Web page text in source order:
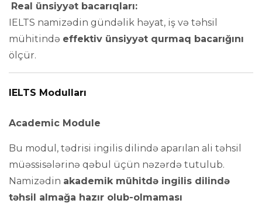
Real ünsiyyət bacarıqları:
IELTS namizədin gündəlik həyat, iş və təhsil
mühitində effektiv ünsiyyət qurmaq bacarığını
ölçür.
IELTS Modulları
Academic Module
Bu modul, tədrisi ingilis dilində aparılan ali təhsil
müəssisələrinə qəbul üçün nəzərdə tutulub.
Namizədin akademik mühitdə ingilis dilində
təhsil almağa hazır olub-olmaması